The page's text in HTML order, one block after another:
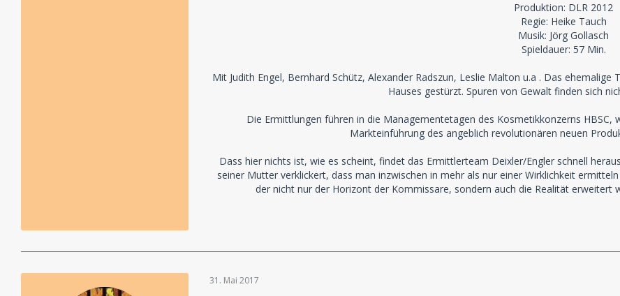
Produktion: DLR 2012
Regie: Heike Tauch
Musik: Jörg Gollasch
Spieldauer: 57 Min.
Mit Judith Engel, Bernhard Schütz, Alexander Radszun, Leslie Malton u.a . Das
Hauses gestürzt. Spuren von Gewalt finden sich
Die Ermittlungen führen in die Managementetagen des Kosmetikkonzerns
Markteinführung des angeblich revolutionären neuen
Dass hier nichts ist, wie es scheint, findet das Ermittlerteam Deixler/Engler schnell
seiner Mutter verklickert, dass man inzwischen in mehr als nur einer Wirklichkeit
der nicht nur der Horizont der Kommissare, sondern auch die Realität erweitert
31. Mai 2017